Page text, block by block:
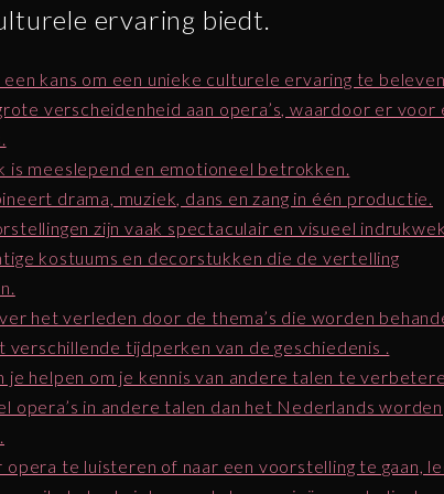
ervaring biedt.
kans om een unieke culturele ervaring te beleven.
verscheidenheid aan opera’s, waardoor er voor
is meeslepend en emotioneel betrokken.
drama, muziek, dans en zang in één productie.
zijn vaak spectaculair en visueel
kostuums en decorstukken die de vertelling
het verleden door de thema’s die worden
verschillende tijdperken van de geschiedenis .
je helpen om je kennis van andere talen te
opera’s in andere talen dan het Nederlands worden
opera te luisteren of naar een voorstelling te gaan,